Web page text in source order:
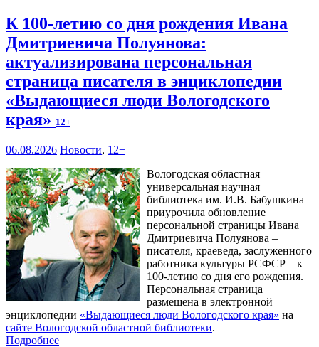
К 100-летию со дня рождения Ивана
Дмитриевича Полуянова:
актуализирована персональная
страница писателя в энциклопедии
«Выдающиеся люди Вологодского
края» 12+
06.08.2026 Новости, 12+
Вологодская областная
универсальная научная
библиотека им. И.В. Бабушкина
приурочила обновление
персональной страницы Ивана
Дмитриевича Полуянова –
писателя, краеведа, заслуженного
работника культуры РСФСР – к
100‑летию со дня его рождения.
Персональная страница
размещена в электронной
энциклопедии «Выдающиеся люди Вологодского края» на
сайте Вологодской областной библиотеки.
Подробнее